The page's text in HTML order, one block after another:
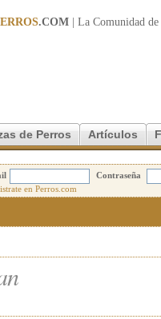
.COM | La Comunidad de
de Perros Artículos
Contraseña